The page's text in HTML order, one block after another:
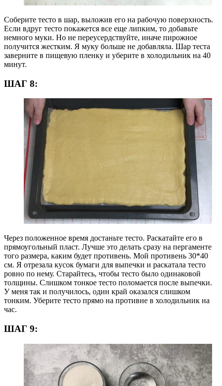
Соберите тесто в шар, выложив его на рабочую поверхность.
Если вдруг тесто покажется все еще липким, то добавьте
немного муки. Но не переусердствуйте, иначе пирожное
получится жестким. Я муку больше не добавляла. Шар теста
заверните в пищевую пленку и уберите в холодильник на 40
минут.
ШАГ 8:
Через положенное время достаньте тесто. Раскатайте его в
прямоугольный пласт. Лучше это делать сразу на пергаменте
того размера, каким будет противень. Мой противень 30*40
см. Я отрезала кусок бумаги для выпечки и раскатала тесто
ровно по нему. Старайтесь, чтобы тесто было одинаковой
толщины. Слишком тонкое тесто поломается после выпечки.
У меня так и получилось, один край оказался слишком
тонким. Уберите тесто прямо на противне в холодильник на
час.
ШАГ 9: